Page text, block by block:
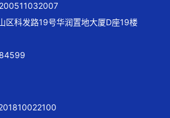
区科发路19号华润置地大厦D座19楼